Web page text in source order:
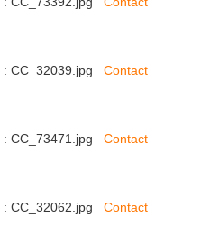
: CC_32039.jpg Contact
: CC_73471.jpg Contact
: CC_32062.jpg Contact